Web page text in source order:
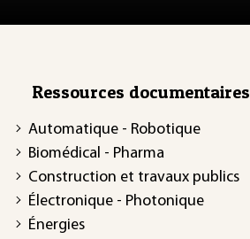
Ressources documentaires
Automatique - Robotique
Biomédical - Pharma
Construction et travaux publics
Électronique - Photonique
Énergies